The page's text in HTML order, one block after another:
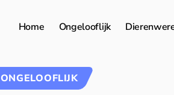
Home Ongelooflijk
ONGELOOFLIJK